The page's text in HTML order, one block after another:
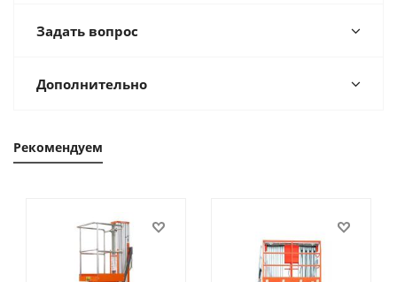
Задать вопрос
Дополнительно
Рекомендуем